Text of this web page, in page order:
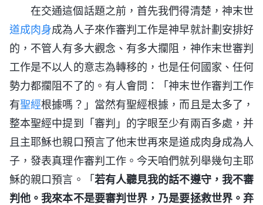
在交通這個話題之前，首先我們得清楚，神末世
道成肉身成為人子來作審判工作是神早就計劃安排好
的，不管人有多大觀念、有多大攔阻，神作末世審判
工作是不以人的意志為轉移的，也是任何國家、任何
勢力都攔阻不了的。有人會問：「神末世作審判工作
有聖經根據嗎？」當然有聖經根據，而且是太多了，
整本聖經中提到「審判」的字眼至少有兩百多處，并
且主耶穌也親口預言了他末世再來是道成肉身成為人
子，發表真理作審判工作。今天咱們就列舉幾句主耶
穌的親口預言。「若有人聽見我的話不遵守，我不審
判他。我來本不是要審判世界，乃是要拯救世界。弃